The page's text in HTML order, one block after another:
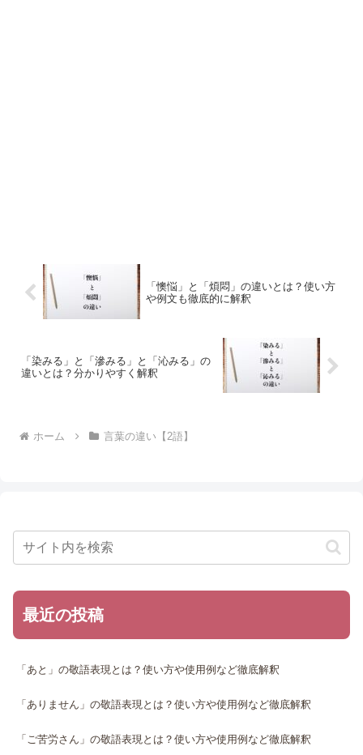
「懊悩」と「煩悶」の違いとは？使い方
や例文も徹底的に解釈
「染みる」と「滲みる」と「沁みる」の
違いとは？分かりやすく解釈
ホーム 言葉の違い【2語】
最近の投稿
「あと」の敬語表現とは？使い方や使用例など徹底解釈
「ありません」の敬語表現とは？使い方や使用例など徹底解釈
「ご苦労さん」の敬語表現とは？使い方や使用例など徹底解釈